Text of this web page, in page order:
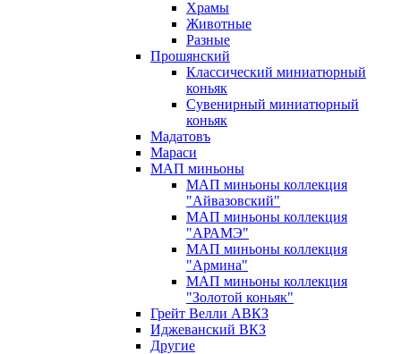
Храмы
Животные
Разные
Прошянский
Классический миниатюрный
коньяк
Сувенирный миниатюрный
коньяк
Мадатовъ
Мараси
МАП миньоны
МАП миньоны коллекция
"Айвазовский"
МАП миньоны коллекция
"АРАМЭ"
МАП миньоны коллекция
"Армина"
МАП миньоны коллекция
"Золотой коньяк"
Грейт Велли АВКЗ
Иджеванский ВКЗ
Другие